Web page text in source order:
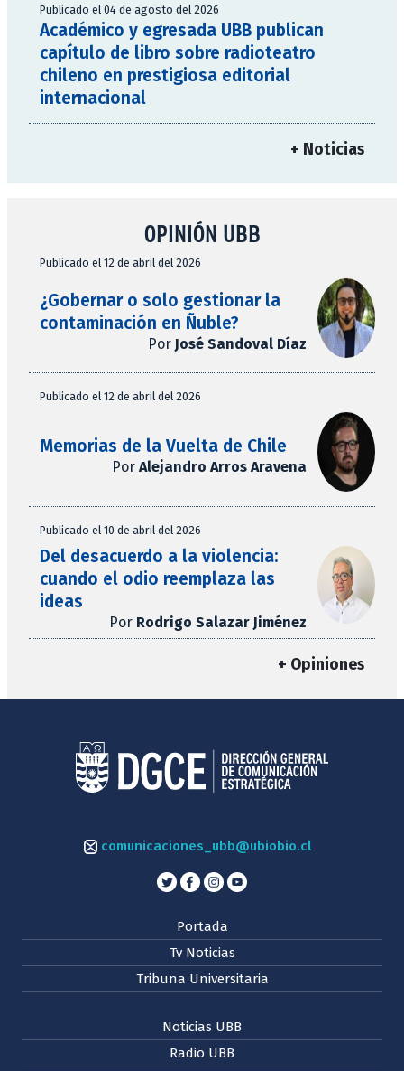
Publicado el 04 de agosto del 2026
Académico y egresada UBB publican
capítulo de libro sobre radioteatro
chileno en prestigiosa editorial
internacional
+ Noticias
OPINIÓN UBB
Publicado el 12 de abril del 2026
¿Gobernar o solo gestionar la
contaminación en Ñuble?
Por José Sandoval Díaz
Publicado el 12 de abril del 2026
Memorias de la Vuelta de Chile
Por Alejandro Arros Aravena
Publicado el 10 de abril del 2026
Del desacuerdo a la violencia:
cuando el odio reemplaza las
ideas
Por Rodrigo Salazar Jiménez
+ Opiniones
comunicaciones_ubb@ubiobio.cl
Portada
Tv Noticias
Tribuna Universitaria
Noticias UBB
Radio UBB